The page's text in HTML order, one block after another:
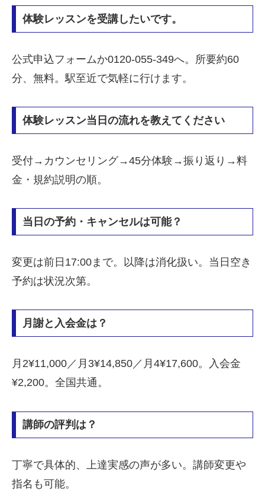
体験レッスンを受講したいです。
公式申込フォームか0120-055-349へ。所要約60
分、無料。駅至近で気軽に行けます。
体験レッスン当日の流れを教えてください
受付→カウンセリング→45分体験→振り返り→料
金・規約説明の順。
当日の予約・キャンセルは可能？
変更は前日17:00まで。以降は消化扱い。当日空き
予約は状況次第。
月謝と入会金は？
月2¥11,000／月3¥14,850／月4¥17,600。入会金
¥2,200。全国共通。
講師の評判は？
丁寧で具体的、上達実感の声が多い。講師変更や
指名も可能。